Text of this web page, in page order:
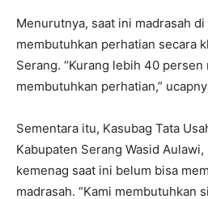
Menurutnya, saat ini madrasah
membutuhkan perhatian secara
Serang. “Kurang lebih 40 persen
membutuhkan perhatian,”
Sementara itu, Kasubag Tata
Kabupaten Serang Wasid
kemenag saat ini belum bisa
madrasah. “Kami membutuhkan